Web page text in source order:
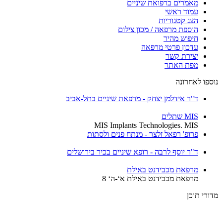
מאמרים ברפואת שיניים
עמוד ראשי
הצג קטגוריות
הוספת מרפאה / מכון צילום
חיפוש מהיר
עדכון פרטי מרפאה
יצירת קשר
מפת האתר
נוספו לאחרונה
ד"ר אידלמן יצחק - מרפאת שיניים בתל-אביב
MIS שתלים
MIS Implants Technologies. MIS
פרופ' רפאל זלצר - מנתח פנים ולסתות
ד"ר יוסף לרבה - רופא שיניים בכיר בירושלים
מרפאת מכבידנט באילת
מרפאת מכבידנט באילת א‘-ה‘ 8
מדורי תוכן